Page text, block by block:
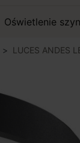
Oświetlenie
LUCES ANDES